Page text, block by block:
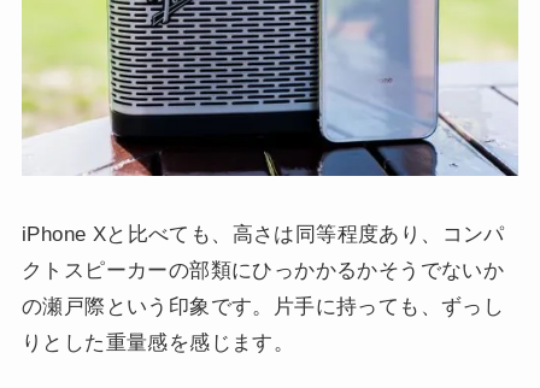
iPhone Xと比べても、高さは同等程度あり、コンパ
クトスピーカーの部類にひっかかるかそうでないか
の瀬戸際という印象です。片手に持っても、ずっし
りとした重量感を感じます。